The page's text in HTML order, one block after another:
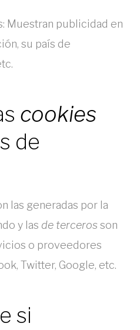
Muestran publicidad en
su país de
cookies
de
las generadas por la
y las de tercerosson
o proveedores
Twitter, Google, etc.
si